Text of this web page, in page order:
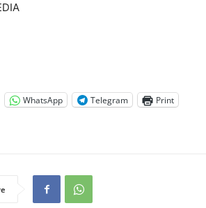
WhatsApp Telegram Print